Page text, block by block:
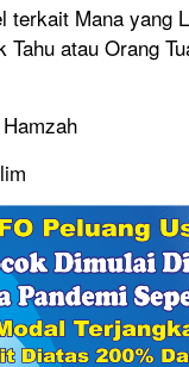
terkait Mana yang
Tahu atau Orang